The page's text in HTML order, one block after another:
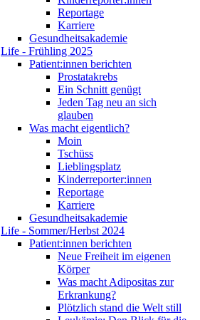
Reportage
Karriere
Gesundheitsakademie
Life - Frühling 2025
Patient:innen berichten
Prostatakrebs
Ein Schnitt genügt
Jeden Tag neu an sich
glauben
Was macht eigentlich?
Moin
Tschüss
Lieblingsplatz
Kinderreporter:innen
Reportage
Karriere
Gesundheitsakademie
Life - Sommer/Herbst 2024
Patient:innen berichten
Neue Freiheit im eigenen
Körper
Was macht Adipositas zur
Erkrankung?
Plötzlich stand die Welt still